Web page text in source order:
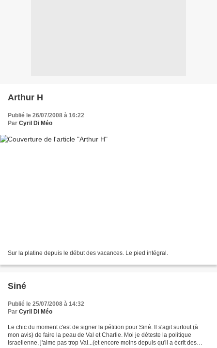
Arthur H
Publié le 26/07/2008 à 16:22
Par Cyril Di Méo
Sur la platine depuis le début des vacances. Le pied intégral.
Siné
Publié le 25/07/2008 à 14:32
Par Cyril Di Méo
Le chic du moment c'est de signer la pétition pour Siné. Il s'agit surtout (à
mon avis) de faire la peau de Val et Charlie. Moi je déteste la politique
israelienne, j'aime pas trop Val...(et encore moins depuis qu'il a écrit des